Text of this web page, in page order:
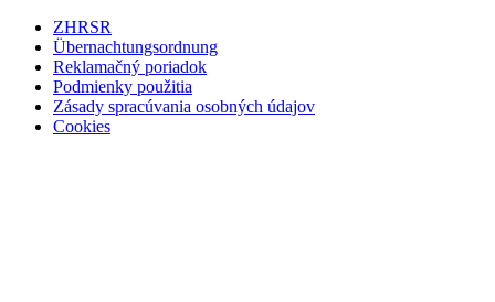
ZHRSR
Übernachtungsordnung
Reklamačný poriadok
Podmienky použitia
Zásady spracúvania osobných údajov
Cookies